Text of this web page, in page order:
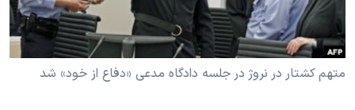
فرهنگ و زندگی
حقوق شهروندی
اقتصادی
مستندها
انتخابات ریاست جمهوری آمریکا ۲۰۲۴
حمله جمهوری اسلامی به اسرائیل
دنبال کنید
متهم کشتار در نروژ در جلسه دادگاه مدعی «دفاع از خود» شد